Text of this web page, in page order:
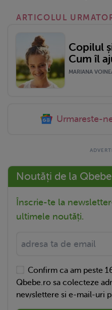
ARTICOLUL
Copilul
Cum îl
MARIANA
Urmareste-
Noutăți de la Qbebe
Înscrie-te la
ultimele noutăți.
Confirm ca am peste
Qbebe.ro sa colecteze
newslettere si e-mail-uri